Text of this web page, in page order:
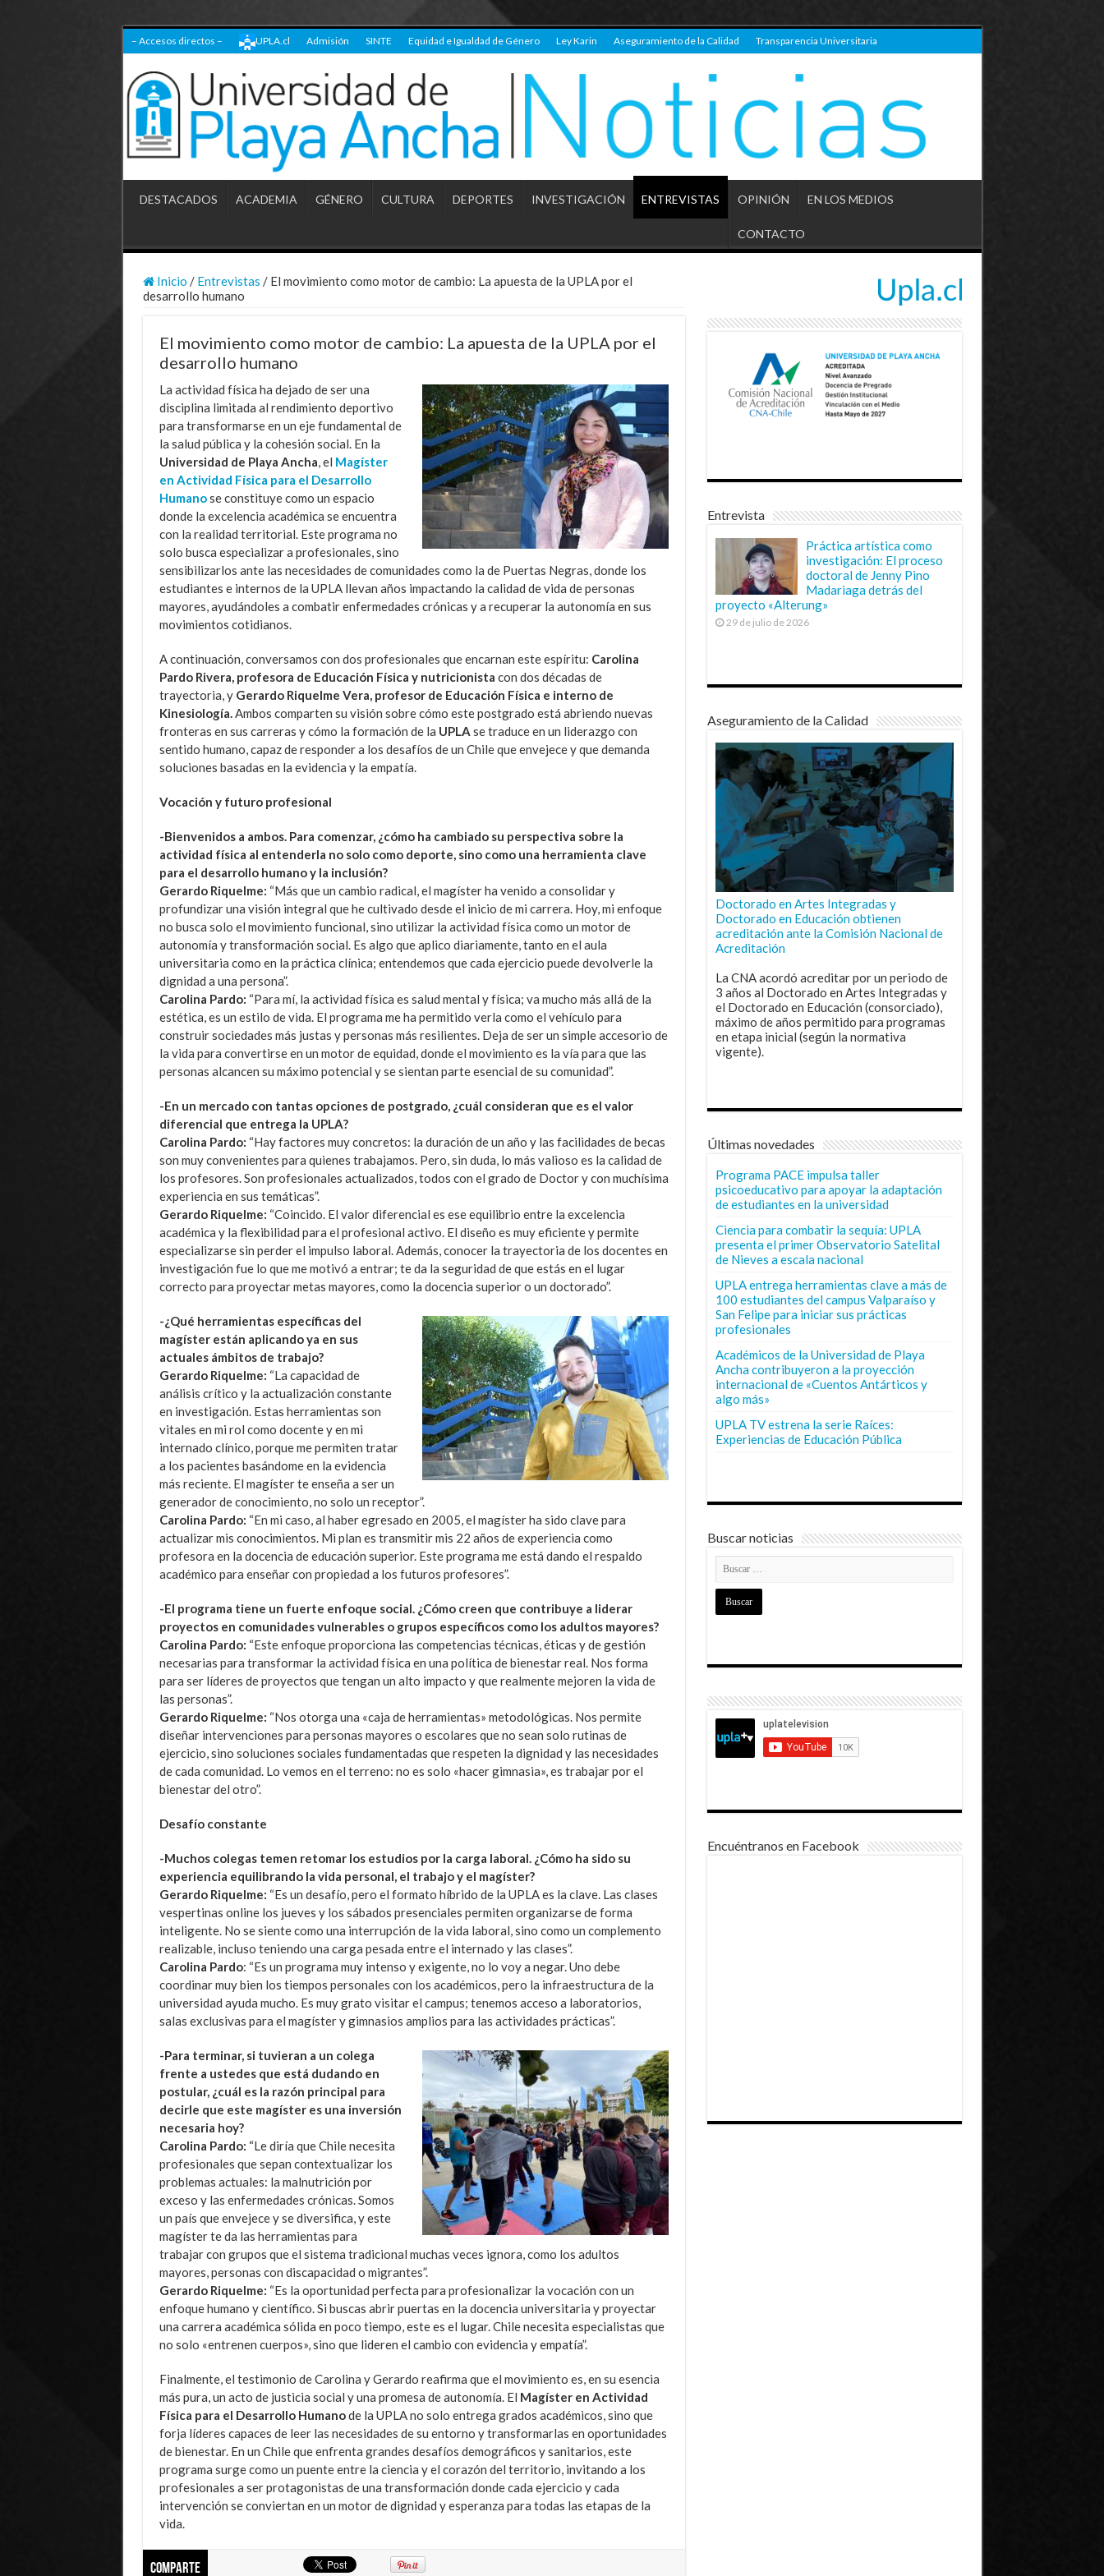
– Accesos directos – UPLA.cl Admisión SINTE Equidad e Igualdad de Género Ley Karin Aseguramiento de la Calidad Transparencia Universitaria
DESTACADOS ACADEMIA GÉNERO CULTURA DEPORTES INVESTIGACIÓN ENTREVISTAS OPINIÓN EN LOS MEDIOS
CONTACTO
Inicio / Entrevistas / El movimiento como motor de cambio: La apuesta de la UPLA por el
desarrollo humano
El movimiento como motor de cambio: La apuesta de la UPLA por el
desarrollo humano
La actividad física ha dejado de ser una
disciplina limitada al rendimiento deportivo
para transformarse en un eje fundamental de
la salud pública y la cohesión social. En la
Universidad de Playa Ancha , el Magíster
en Actividad Física para el Desarrollo
Humanose constituye como un espacio
donde la excelencia académica se encuentra
con la realidad territorial. Este programa no
solo busca especializar a profesionales, sino
sensibilizarlos ante las necesidades de comunidades como la de Puertas Negras, donde los
estudiantes e internos de la UPLA llevan años impactando la calidad de vida de personas
mayores, ayudándoles a combatir enfermedades crónicas y a recuperar la autonomía en sus
movimientos cotidianos.
A continuación, conversamos con dos profesionales que encarnan este espíritu: Carolina
Pardo Rivera, profesora de Educación Física y nutricionista con dos décadas de
trayectoria, y Gerardo Riquelme Vera, profesor de Educación Física e interno de
Kinesiología. Ambos comparten su visión sobre cómo este postgrado está abriendo nuevas
fronteras en sus carreras y cómo la formación de la UPLA se traduce en un liderazgo con
sentido humano, capaz de responder a los desafíos de un Chile que envejece y que demanda
soluciones basadas en la evidencia y la empatía.
Vocación y futuro profesional
-Bienvenidos a ambos. Para comenzar, ¿cómo ha cambiado su perspectiva sobre la
actividad física al entenderla no solo como deporte, sino como una herramienta clave
para el desarrollo humano y la inclusión?
Gerardo Riquelme: “Más que un cambio radical, el magíster ha venido a consolidar y
profundizar una visión integral que he cultivado desde el inicio de mi carrera. Hoy, mi enfoque
no busca solo el movimiento funcional, sino utilizar la actividad física como un motor de
autonomía y transformación social. Es algo que aplico diariamente, tanto en el aula
universitaria como en la práctica clínica; entendemos que cada ejercicio puede devolverle la
dignidad a una persona”.
Carolina Pardo: “Para mí, la actividad física es salud mental y física; va mucho más allá de la
estética, es un estilo de vida. El programa me ha permitido verla como el vehículo para
construir sociedades más justas y personas más resilientes. Deja de ser un simple accesorio de
la vida para convertirse en un motor de equidad, donde el movimiento es la vía para que las
personas alcancen su máximo potencial y se sientan parte esencial de su comunidad”.
-En un mercado con tantas opciones de postgrado, ¿cuál consideran que es el valor
diferencial que entrega la UPLA?
Carolina Pardo: “Hay factores muy concretos: la duración de un año y las facilidades de becas
son muy convenientes para quienes trabajamos. Pero, sin duda, lo más valioso es la calidad de
los profesores. Son profesionales actualizados, todos con el grado de Doctor y con muchísima
experiencia en sus temáticas”.
Gerardo Riquelme: “Coincido. El valor diferencial es ese equilibrio entre la excelencia
académica y la flexibilidad para el profesional activo. El diseño es muy eficiente y permite
especializarse sin perder el impulso laboral. Además, conocer la trayectoria de los docentes en
investigación fue lo que me motivó a entrar; te da la seguridad de que estás en el lugar
correcto para proyectar metas mayores, como la docencia superior o un doctorado”.
-¿Qué herramientas específicas del
magíster están aplicando ya en sus
actuales ámbitos de trabajo?
Gerardo Riquelme: “La capacidad de
análisis crítico y la actualización constante
en investigación. Estas herramientas son
vitales en mi rol como docente y en mi
internado clínico, porque me permiten tratar
a los pacientes basándome en la evidencia
más reciente. El magíster te enseña a ser un
generador de conocimiento, no solo un receptor”.
Carolina Pardo: “En mi caso, al haber egresado en 2005, el magíster ha sido clave para
actualizar mis conocimientos. Mi plan es transmitir mis 22 años de experiencia como
profesora en la docencia de educación superior. Este programa me está dando el respaldo
académico para enseñar con propiedad a los futuros profesores”.
-El programa tiene un fuerte enfoque social. ¿Cómo creen que contribuye a liderar
proyectos en comunidades vulnerables o grupos específicos como los adultos mayores?
Carolina Pardo: “Este enfoque proporciona las competencias técnicas, éticas y de gestión
necesarias para transformar la actividad física en una política de bienestar real. Nos forma
para ser líderes de proyectos que tengan un alto impacto y que realmente mejoren la vida de
las personas”.
Gerardo Riquelme: “Nos otorga una «caja de herramientas» metodológicas. Nos permite
diseñar intervenciones para personas mayores o escolares que no sean solo rutinas de
ejercicio, sino soluciones sociales fundamentadas que respeten la dignidad y las necesidades
de cada comunidad. Lo vemos en el terreno: no es solo «hacer gimnasia», es trabajar por el
bienestar del otro”.
Desafío constante
-Muchos colegas temen retomar los estudios por la carga laboral. ¿Cómo ha sido su
experiencia equilibrando la vida personal, el trabajo y el magíster?
Gerardo Riquelme: “Es un desafío, pero el formato híbrido de la UPLA es la clave. Las clases
vespertinas online los jueves y los sábados presenciales permiten organizarse de forma
inteligente. No se siente como una interrupción de la vida laboral, sino como un complemento
realizable, incluso teniendo una carga pesada entre el internado y las clases”.
Carolina Pardo: “Es un programa muy intenso y exigente, no lo voy a negar. Uno debe
coordinar muy bien los tiempos personales con los académicos, pero la infraestructura de la
universidad ayuda mucho. Es muy grato visitar el campus; tenemos acceso a laboratorios,
salas exclusivas para el magíster y gimnasios amplios para las actividades prácticas”.
-Para terminar, si tuvieran a un colega
frente a ustedes que está dudando en
postular, ¿cuál es la razón principal para
decirle que este magíster es una inversión
necesaria hoy?
Carolina Pardo: “Le diría que Chile necesita
profesionales que sepan contextualizar los
problemas actuales: la malnutrición por
exceso y las enfermedades crónicas. Somos
un país que envejece y se diversifica, y este
magíster te da las herramientas para
trabajar con grupos que el sistema tradicional muchas veces ignora, como los adultos
mayores, personas con discapacidad o migrantes”.
Gerardo Riquelme: “Es la oportunidad perfecta para profesionalizar la vocación con un
enfoque humano y científico. Si buscas abrir puertas en la docencia universitaria y proyectar
una carrera académica sólida en poco tiempo, este es el lugar. Chile necesita especialistas que
no solo «entrenen cuerpos», sino que lideren el cambio con evidencia y empatía”.
Finalmente, el testimonio de Carolina y Gerardo reafirma que el movimiento es, en su esencia
más pura, un acto de justicia social y una promesa de autonomía. El Magíster en Actividad
Física para el Desarrollo Humanode la UPLA no solo entrega grados académicos, sino que
forja líderes capaces de leer las necesidades de su entorno y transformarlas en oportunidades
de bienestar. En un Chile que enfrenta grandes desafíos demográficos y sanitarios, este
programa surge como un puente entre la ciencia y el corazón del territorio, invitando a los
profesionales a ser protagonistas de una transformación donde cada ejercicio y cada
intervención se conviertan en un motor de dignidad y esperanza para todas las etapas de la
vida.
Comparte
Entrevista
Práctica artística como
investigación: El proceso
doctoral de Jenny Pino
Madariaga detrás del
proyecto «Alterung»
29 de julio de 2026
Aseguramiento de la Calidad
Doctorado en Artes Integradas y
Doctorado en Educación obtienen
acreditación ante la Comisión Nacional de
Acreditación
La CNA acordó acreditar por un periodo de
3 años al Doctorado en Artes Integradas y
el Doctorado en Educación (consorciado),
máximo de años permitido para programas
en etapa inicial (según la normativa
vigente).
Últimas novedades
Programa PACE impulsa taller
psicoeducativo para apoyar la adaptación
de estudiantes en la universidad
Ciencia para combatir la sequía: UPLA
presenta el primer Observatorio Satelital
de Nieves a escala nacional
UPLA entrega herramientas clave a más de
100 estudiantes del campus Valparaíso y
San Felipe para iniciar sus prácticas
profesionales
Académicos de la Universidad de Playa
Ancha contribuyeron a la proyección
internacional de «Cuentos Antárticos y
algo más»
UPLA TV estrena la serie Raíces:
Experiencias de Educación Pública
Buscar noticias
Encuéntranos en Facebook